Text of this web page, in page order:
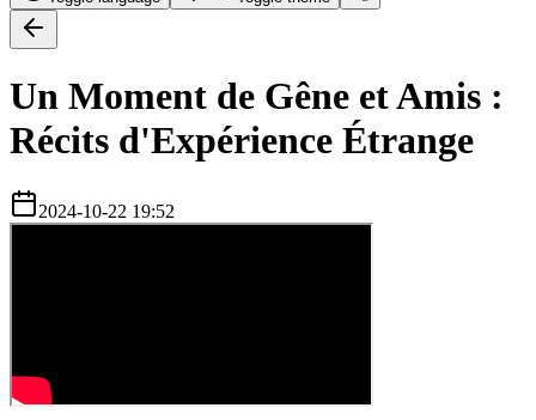
Un Moment de Gêne et Amis :
Récits d'Expérience Étrange
2024-10-22 19:52